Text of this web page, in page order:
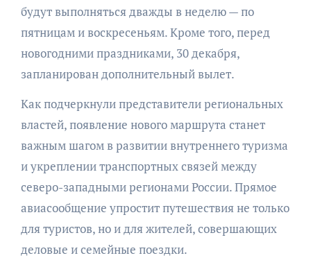
будут выполняться дважды в неделю — по
пятницам и воскресеньям. Кроме того, перед
новогодними праздниками, 30 декабря,
запланирован дополнительный вылет.
Как подчеркнули представители региональных
властей, появление нового маршрута станет
важным шагом в развитии внутреннего туризма
и укреплении транспортных связей между
северо-западными регионами России. Прямое
авиасообщение упростит путешествия не только
для туристов, но и для жителей, совершающих
деловые и семейные поездки.